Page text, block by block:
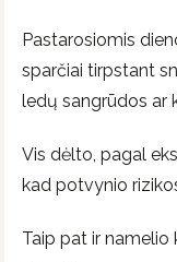
Pastarosiomis
sparčiai tirpstant
ledų sangrūdos ar
Vis dėlto, pagal
kad potvynio
Taip pat ir namelio